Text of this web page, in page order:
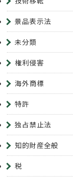
景品表示法
未分類
権利侵害
海外商標
特許
独占禁止法
知的財産全般
税